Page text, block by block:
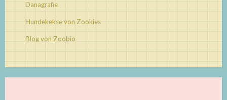
Danagrafie
Hundekekse von Zookies
Blog von Zoobio